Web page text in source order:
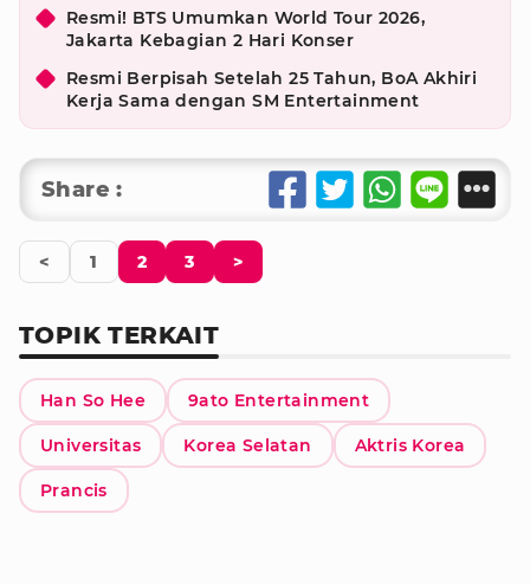
Resmi! BTS Umumkan World Tour 2026,
Jakarta Kebagian 2 Hari Konser
Resmi Berpisah Setelah 25 Tahun, BoA Akhiri
Kerja Sama dengan SM Entertainment
Share :
< 1 2 3 >
TOPIK TERKAIT
Han So Hee 9ato Entertainment
Universitas Korea Selatan Aktris Korea
Prancis